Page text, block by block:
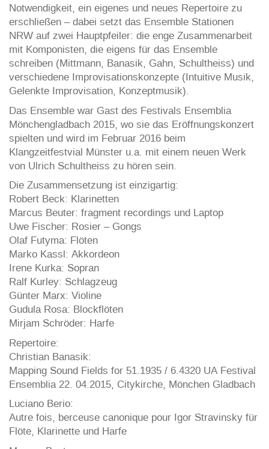
Notwendigkeit, ein eigenes und neues Repertoire zu
erschließen – dabei setzt das Ensemble Stationen
NRW auf zwei Hauptpfeiler: die enge Zusammenarbeit
mit Komponisten, die eigens für das Ensemble
schreiben (Mittmann, Banasik, Gahn, Schultheiss) und
verschiedene Improvisationskonzepte (Intuitive Musik,
Gelenkte Improvisation, Konzeptmusik).
Das Ensemble war Gast des Festivals Ensemblia
Mönchengladbach 2015, wo sie das Eröffnungskonzert
spielten und wird im Februar 2016 beim
Klangzeitfestvial Münster u.a. mit einem neuen Werk
von Ulrich Schultheiss zu hören sein.
Die Zusammensetzung ist einzigartig:
Robert Beck: Klarinetten
Marcus Beuter: fragment recordings und Laptop
Uwe Fischer: Rosier – Gongs
Olaf Futyma: Flöten
Marko Kassl: Akkordeon
Irene Kurka: Sopran
Ralf Kurley: Schlagzeug
Günter Marx: Violine
Gudula Rosa: Blockflöten
Mirjam Schröder: Harfe
Repertoire:
Christian Banasik:
Mapping Sound Fields for 51.1935 / 6.4320 UA Festival
Ensemblia 22. 04.2015, Citykirche, Mönchen Gladbach
Luciano Berio:
Autre fois, berceuse canonique pour Igor Stravinsky für
Flöte, Klarinette und Harfe